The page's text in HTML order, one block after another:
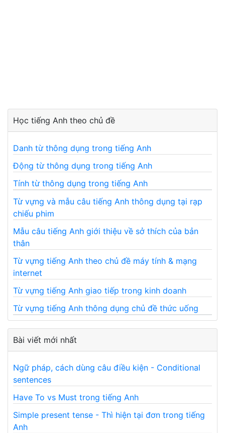
Học tiếng Anh theo chủ đề
Danh từ thông dụng trong tiếng Anh
Động từ thông dụng trong tiếng Anh
Tính từ thông dụng trong tiếng Anh
Từ vựng và mẫu câu tiếng Anh thông dụng tại rạp
chiếu phim
Mẫu câu tiếng Anh giới thiệu về sở thích của bản
thân
Từ vựng tiếng Anh theo chủ đề máy tính & mạng
internet
Từ vựng tiếng Anh giao tiếp trong kinh doanh
Từ vựng tiếng Anh thông dụng chủ đề thức uống
Bài viết mới nhất
Ngữ pháp, cách dùng câu điều kiện - Conditional
sentences
Have To vs Must trong tiếng Anh
Simple present tense - Thì hiện tại đơn trong tiếng
Anh